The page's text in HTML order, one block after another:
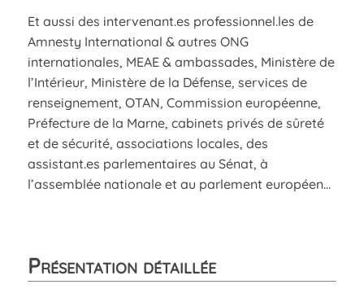
Et aussi des intervenant.es professionnel.les de
Amnesty International & autres ONG
internationales, MEAE & ambassades, Ministère de
l’Intérieur, Ministère de la Défense, services de
renseignement, OTAN, Commission européenne,
Préfecture de la Marne, cabinets privés de sûreté
et de sécurité, associations locales, des
assistant.es parlementaires au Sénat, à
l’assemblée nationale et au parlement européen…
Présentation détaillée